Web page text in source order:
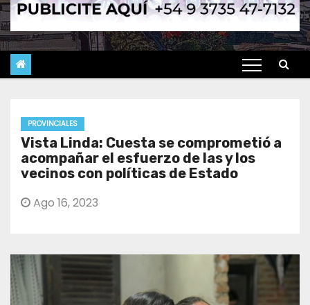
PROVINCIALES
Vista Linda: Cuesta se comprometió a
acompañar el esfuerzo de las y los
vecinos con políticas de Estado
Ago 16, 2023